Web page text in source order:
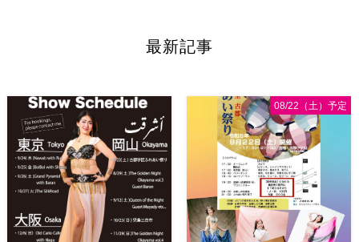
で踊らせ
した
第 […]
第二回目のゲストは、
生の踊り […]
最新記事
08/22（土）予定